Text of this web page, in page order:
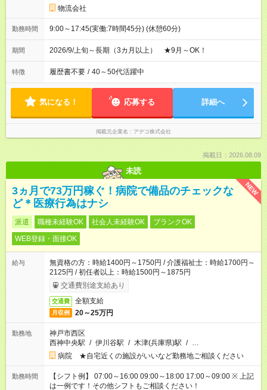
物流会社
勤務時間 9:00～17:45(実働:7時間45分) (休憩60分)
期間 2026/9/上旬～長期（3カ月以上） ★9月～OK！
特徴 履歴書不要 / 40～50代活躍中
気になる！ 応募する 詳細へ
掲載元企業名 アデコ株式会社
掲載日：2026.08.09
未読
NEW
3ヵ月で73万円稼ぐ！病院で備品のチェックな
ど＊医療行為はナシ
派遣 職種未経験OK 社会人未経験OK
ブランクOK
WEB登録・面接OK
給与
無資格の方：時給1400円～1750円 / 介護福祉士：時給1700円～
2125円 / 初任者以上：時給1500円～1875円
交通費別途支給あり
交通費 全額支給
月収例 20～25万円
勤務地
神戸市西区
西神中央駅 / 伊川谷駅 / 木津(兵庫県)駅 / …
病院 ★自宅近くの施設がいいなど勤務地ご相談ください
勤務時間
【シフト例】 07:00～16:00 09:00～18:00 17:00～09:00 ※ 上記
は一例です！その他シフトもご相談ください！